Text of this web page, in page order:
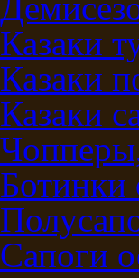
Казаки
Казаки
Казаки
Ботинки
Сапоги